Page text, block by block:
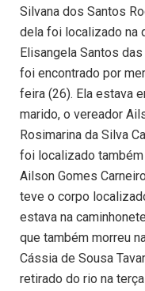
Silvana dos Santos
dela foi localizado na
Elisangela Santos
foi encontrado por
feira (26). Ela estava
marido, o vereador
Rosimarina da Silva
foi localizado também
Ailson Gomes
teve o corpo
estava na
que também morreu
Cássia de Sousa
retirado do rio na